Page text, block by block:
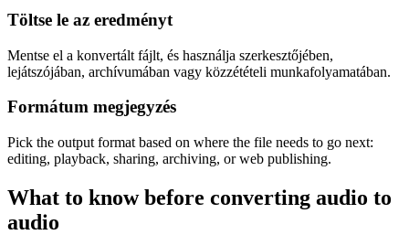
Töltse le az eredményt
Mentse el a konvertált fájlt, és használja szerkesztőjében,
lejátszójában, archívumában vagy közzétételi munkafolyamatában.
Formátum megjegyzés
Pick the output format based on where the file needs to go next:
editing, playback, sharing, archiving, or web publishing.
What to know before converting audio to
audio